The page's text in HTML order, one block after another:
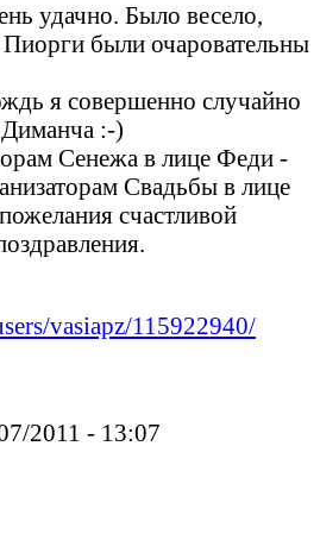
удачно. Было весело,
были очаровательны
я совершенно случайно
:-)
Сенежа в лице Феди -
Свадьбы в лице
счастливой
vasiapz/115922940/
2011 - 13:07